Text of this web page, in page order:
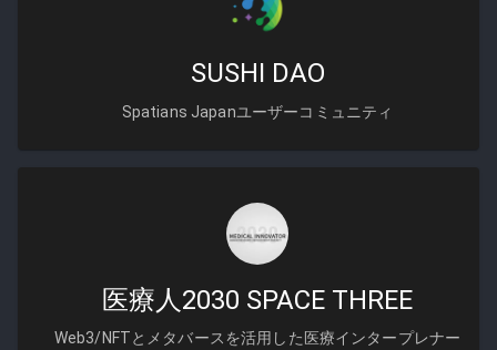
SUSHI DAO
Spatians Japanユーザーコミュニティ
医療人2030 SPACE THREE
Web3/NFTとメタバースを活用した医療インタープレナー